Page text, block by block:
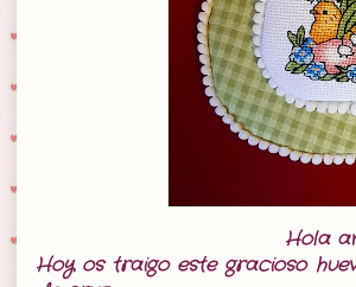
Hola
Hoy os traigo este gracioso